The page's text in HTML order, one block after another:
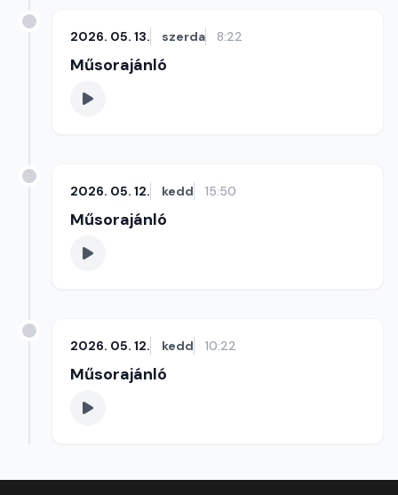
2026. 05. 13. szerda 8:22
Műsorajánló
2026. 05. 12. kedd 15:50
Műsorajánló
2026. 05. 12. kedd 10:22
Műsorajánló